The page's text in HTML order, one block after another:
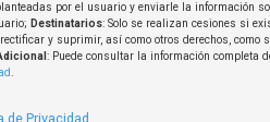
por el usuario y enviarle la información
Destinatarios: Solo se realizan cesiones si
rectificar y suprimir, así como otros derechos, como
: Puede consultar la información completa
.
de Privacidad